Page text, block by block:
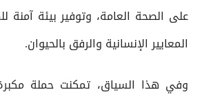
على الصحة العامة، وتوفير بيئة آمنة
المعايير الإنسانية والرفق بالحيوان.
وفي هذا السياق، تمكنت حملة